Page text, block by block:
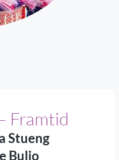
Framtid
Stueng
Buljo